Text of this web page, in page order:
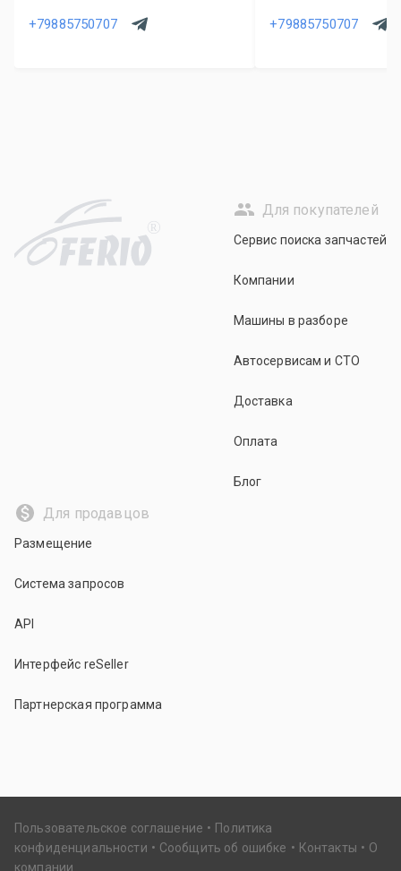
+79885750707 +79885750707
R
Для покупателей
Сервис поиска запчастей
Компании
Машины в разборе
Автосервисам и СТО
Доставка
Оплата
Блог
Для продавцов
Размещение
Система запросов
API
Интерфейс reSeller
Партнерская программа
Пользовательское соглашение
Политика
конфиденциальности
Сообщить об ошибке Контакты
О
компании